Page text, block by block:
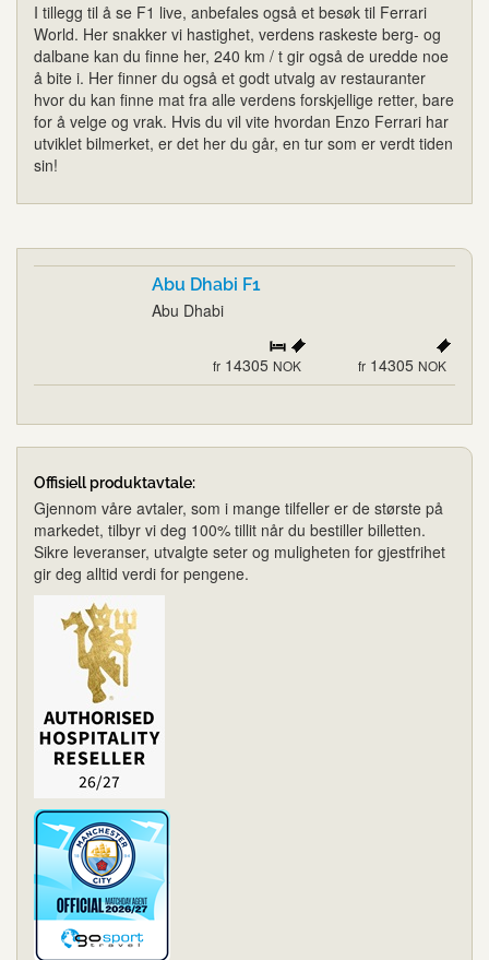
I tillegg til å se F1 live, anbefales også et besøk til Ferrari
World. Her snakker vi hastighet, verdens raskeste berg- og
dalbane kan du finne her, 240 km / t gir også de uredde noe
å bite i. Her finner du også et godt utvalg av restauranter
hvor du kan finne mat fra alle verdens forskjellige retter, bare
for å velge og vrak. Hvis du vil vite hvordan Enzo Ferrari har
utviklet bilmerket, er det her du går, en tur som er verdt tiden
sin!
Abu Dhabi F1
Abu Dhabi
fr 14305 NOK fr 14305 NOK
Offisiell produktavtale:
Gjennom våre avtaler, som i mange tilfeller er de største på
markedet, tilbyr vi deg 100% tillit når du bestiller billetten.
Sikre leveranser, utvalgte seter og muligheten for gjestfrihet
gir deg alltid verdi for pengene.